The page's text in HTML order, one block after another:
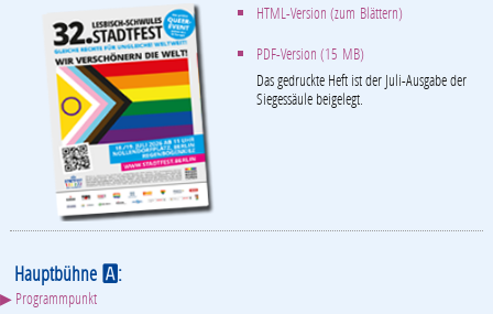
HTML-Version (zum Blättern)
PDF-Version (15 MB)
Das gedruckte Heft ist der Juli-Ausgabe der
Siegessäule beigelegt.
HauptbühneA:
▶ Programmpunkt